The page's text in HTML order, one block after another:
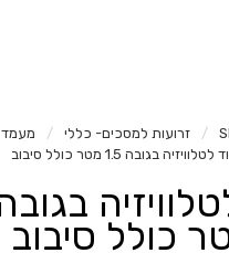
/ זרועות למסכים- כללי /
מעמד
בגובה 1.5 מטר כולל סיבוב
כולל סיבוב